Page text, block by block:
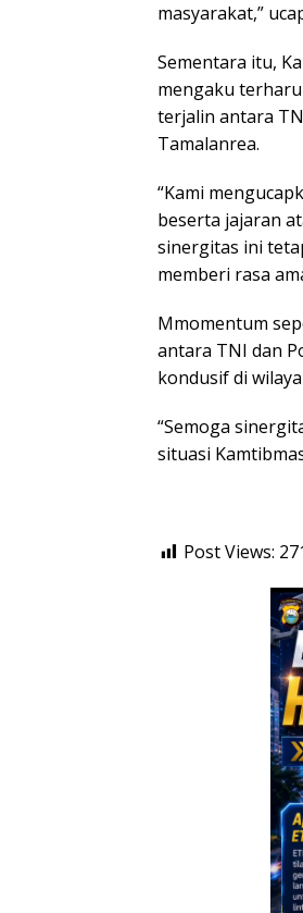
masyarakat,”
Sementara itu,
mengaku
terjalin antara
Tamalanrea.
“Kami
beserta jajaran
sinergitas ini
memberi rasa
Mmomentum
antara TNI dan
kondusif di
“Semoga
situasi
Post Views: